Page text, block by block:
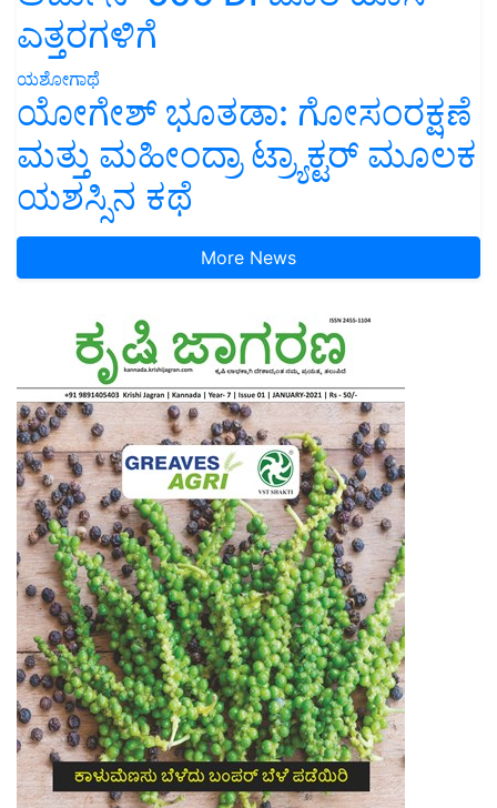
ಎತ್ತರಗಳಿಗೆ
ಯಶೋಗಾಥೆ
ಯೋಗೇಶ್ ಭೂತಡಾ: ಗೋಸಂರಕ್ಷಣೆ
ಮತ್ತು ಮಹೀಂದ್ರಾ ಟ್ರ್ಯಾಕ್ಟರ್ ಮೂಲಕ
ಯಶಸ್ಸಿನ ಕಥೆ
More News